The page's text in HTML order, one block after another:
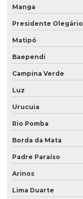
Manga
Presidente Olegário
Matipó
Baependi
Campina Verde
Luz
Urucuia
Rio Pomba
Borda da Mata
Padre Paraíso
Arinos
Lima Duarte